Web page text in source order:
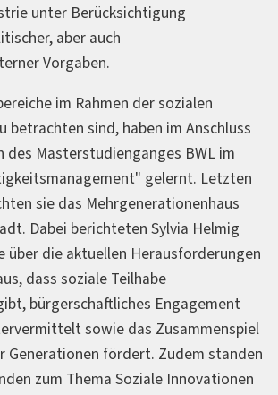
unter Berücksichtigung
aber auch
Vorgaben.
im Rahmen der sozialen
betrachten sind, haben im Anschluss
des Masterstudienganges BWL im
gelernt. Letzten
sie das Mehrgenerationenhaus
Dabei berichteten Sylvia Helmig
über die aktuellen Herausforderungen
dass soziale Teilhabe
bürgerschaftliches Engagement
sowie das Zusammenspiel
Generationen fördert. Zudem standen
zum Thema Soziale Innovationen